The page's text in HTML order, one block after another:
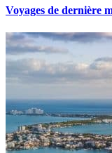
Voyages de dernière